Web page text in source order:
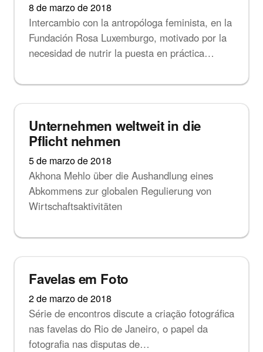
8 de marzo de 2018
Intercambio con la antropóloga feminista, en la
Fundación Rosa Luxemburgo, motivado por la
necesidad de nutrir la puesta en práctica…
Noticias
Unternehmen weltweit in die
Pflicht nehmen
5 de marzo de 2018
Akhona Mehlo über die Aushandlung eines
Abkommens zur globalen Regulierung von
Wirtschaftsaktivitäten
Noticias
Favelas em Foto
2 de marzo de 2018
Série de encontros discute a criação fotográfica
nas favelas do Rio de Janeiro, o papel da
fotografia nas disputas de…